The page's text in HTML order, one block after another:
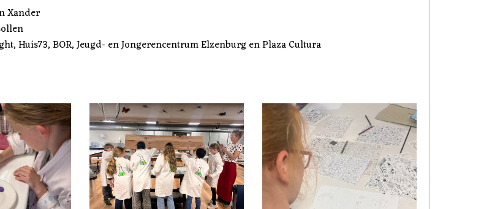
Xander
BOR, Jeugd- en Jongerencentrum Elzenburg en Plaza Cultura